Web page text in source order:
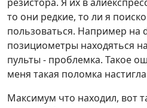
резистора. Я их в
то они редкие, то ли я
пользоваться. Например на
позициометры находяться
пульты - проблемка. Такое
меня такая поломка
Максимум что находил, вот